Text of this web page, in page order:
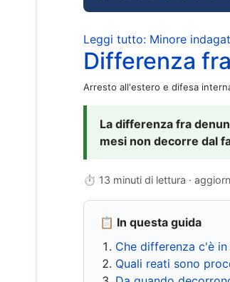
Leggi tutto: Minore
Differenza
Arresto all'estero e difesa
La differenza fra
mesi non decorre dal
⏱ 13 minuti di lettura ·
📋 In questa guida
Che differenza c'è
Quali reati sono